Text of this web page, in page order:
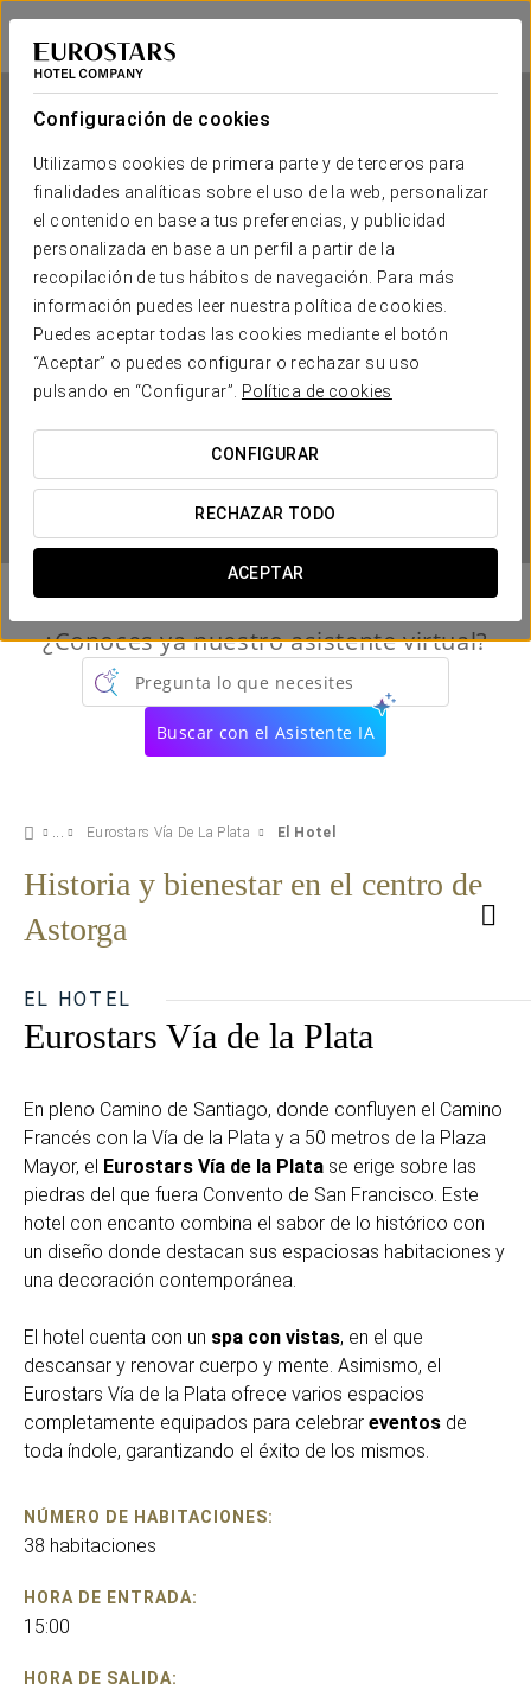
Configuración de cookies
Utilizamos cookies de primera parte y de terceros para
finalidades analíticas sobre el uso de la web, personalizar
el contenido en base a tus preferencias, y publicidad
personalizada en base a un perfil a partir de la
recopilación de tus hábitos de navegación. Para más
información puedes leer nuestra política de cookies.
Puedes aceptar todas las cookies mediante el botón
“Aceptar” o puedes configurar o rechazar su uso
pulsando en “Configurar”.
Política de cookies
CONFIGURAR
RECHAZAR TODO
ACEPTAR
Eurostars Vía de la Plata
LEÓN - ASTORGA
Eurostars Vía de la Plata
LEÓN - ASTORGA
¿CUÁNDO QUIERES IR?
¿Conoces ya nuestro asistente virtual?
Pregunta lo que necesites
Buscar con el Asistente IA
Eurostars Vía De La Plata El Hotel
Historia y bienestar en el centro de
Astorga
EL HOTEL
Eurostars Vía de la Plata
En pleno Camino de Santiago, donde confluyen el Camino
Francés con la Vía de la Plata y a 50 metros de la Plaza
Mayor, el Eurostars Vía de la Plata se erige sobre las
piedras del que fuera Convento de San Francisco. Este
hotel con encanto combina el sabor de lo histórico con
un diseño donde destacan sus espaciosas habitaciones y
una decoración contemporánea.
El hotel cuenta con un spa con vistas, en el que
descansar y renovar cuerpo y mente. Asimismo, el
Eurostars Vía de la Plata ofrece varios espacios
completamente equipados para celebrar eventos de
toda índole, garantizando el éxito de los mismos.
NÚMERO DE HABITACIONES:
38 habitaciones
HORA DE ENTRADA:
15:00
HORA DE SALIDA: